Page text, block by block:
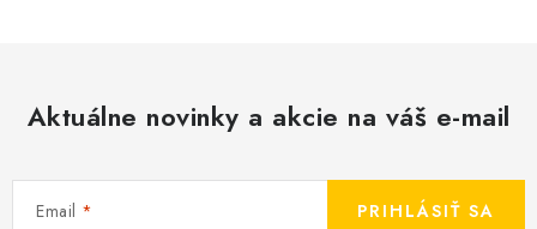
Aktuálne novinky a akcie na váš e-mail
Email PRIHLÁSIŤ SA